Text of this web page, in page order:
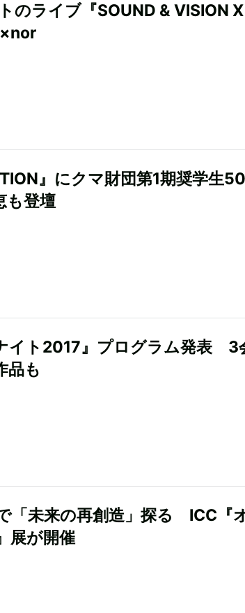
のライブ『SOUND & VISION
』にクマ財団第1期奨学
も登壇
イト2017』プログラム発表 3
品も
「未来の再創造」探る ICC『
展が開催